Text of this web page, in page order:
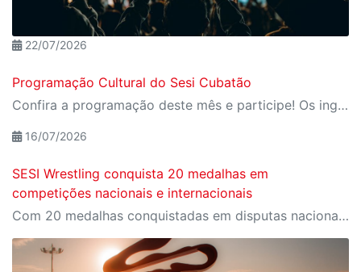
22/07/2026
Programação Cultural do Sesi Cubatão
Confira a programação deste mês e participe! Os ingressos são gratuitos e podem ser retirados pelo MEU SESI
16/07/2026
SESI Wrestling conquista 20 medalhas em
competições nacionais e internacionais
Com 20 medalhas conquistadas em disputas nacionais e internacionais, equipe do SESI celebra resultados expressivos no Wrestling e no Beach Wrestling.